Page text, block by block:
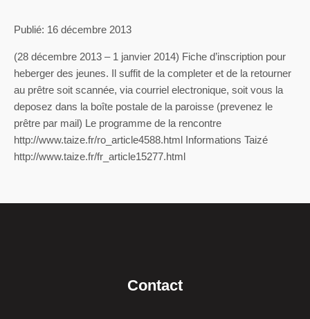
Publié: 16 décembre 2013
(28 décembre 2013 – 1 janvier 2014) Fiche d’inscription pour
heberger des jeunes. Il suffit de la completer et de la retourner
au prêtre soit scannée, via courriel electronique, soit vous la
deposez dans la boîte postale de la paroisse (prevenez le
prêtre par mail) Le programme de la rencontre
http://www.taize.fr/ro_article4588.html Informations Taizé
http://www.taize.fr/fr_article15277.html
Contact